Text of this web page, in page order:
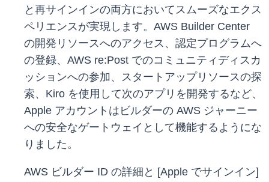
と再サインインの両方においてスムーズなエクス
ペリエンスが実現します。AWS Builder Center
の開発リソースへのアクセス、認定プログラムへ
の登録、AWS re:Post でのコミュニティディスカ
ッションへの参加、スタートアップリソースの探
索、Kiro を使用して次のアプリを開発するなど、
Apple アカウントはビルダーの AWS ジャーニー
への安全なゲートウェイとして機能するようにな
りました。
AWS ビルダー ID の詳細と [Apple でサインイン]